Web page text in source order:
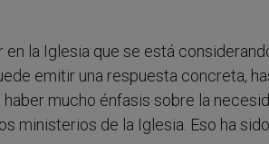
en la Iglesia que se está
emitir una respuesta concreta,
mucho énfasis sobre la
ministerios de la Iglesia. Eso ha